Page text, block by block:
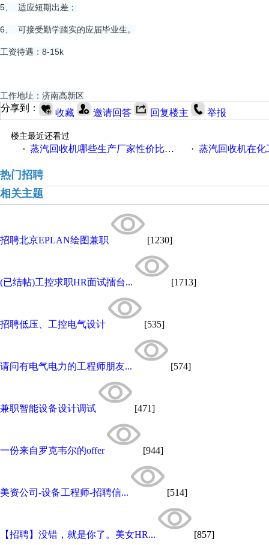
5、 适应短期出差；
6、 可接受勤学踏实的应届毕业生。
工资待遇：8-15k
工作地址：济南高新区
分享到： 收藏 邀请回答 回复楼主 举报
楼主最近还看过
· 蒸汽回收机哪些生产厂家性价比高一些 · 蒸汽回收机在化
热门招聘
相关主题
招聘北京EPLAN绘图兼职 [1230]
(已结帖)工控求职HR面试擂台... [1713]
招聘低压、工控电气设计 [535]
请问有电气电力的工程师朋友... [574]
兼职智能设备设计调试 [471]
一份来自罗克韦尔的offer [944]
美资公司-设备工程师-招聘信... [514]
【招聘】没错，就是你了。美女HR... [857]